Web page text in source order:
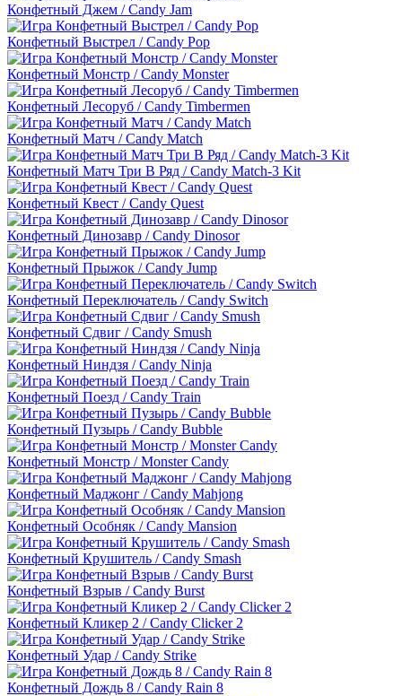
Конфетный Джем / Candy Jam
Конфетный Выстрел / Candy Pop
Конфетный Монстр / Candy Monster
Конфетный Лесоруб / Candy Timbermen
Конфетный Матч / Candy Match
Конфетный Матч Три В Ряд / Candy Match-3 Kit
Конфетный Квест / Candy Quest
Конфетный Динозавр / Candy Dinosor
Конфетный Прыжок / Candy Jump
Конфетный Переключатель / Candy Switch
Конфетный Сдвиг / Candy Smush
Конфетный Ниндзя / Candy Ninja
Конфетный Поезд / Candy Train
Конфетный Пузырь / Candy Bubble
Конфетный Монстр / Monster Candy
Конфетный Маджонг / Candy Mahjong
Конфетный Особняк / Candy Mansion
Конфетный Крушитель / Candy Smash
Конфетный Взрыв / Candy Burst
Конфетный Кликер 2 / Candy Clicker 2
Конфетный Удар / Candy Strike
Конфетный Дождь 8 / Candy Rain 8